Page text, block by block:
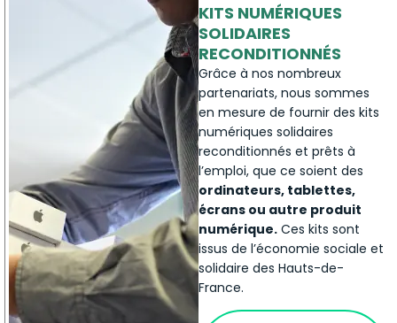
KITS NUMÉRIQUES
SOLIDAIRES
RECONDITIONNÉS
Grâce à nos nombreux
partenariats, nous sommes
en mesure de fournir des kits
numériques solidaires
reconditionnés et prêts à
l’emploi, que ce soient des
ordinateurs, tablettes,
écrans ou autre produit
numérique. Ces kits sont
issus de l’économie sociale et
solidaire des Hauts-de-
France.